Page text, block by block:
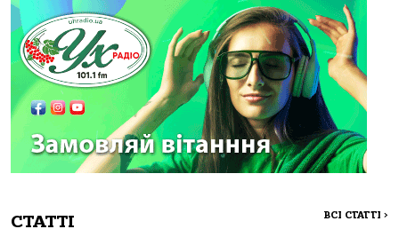
СТАТТІ ВСІ СТАТТІ >